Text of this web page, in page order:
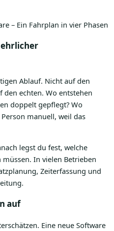
Ablauf. Nicht auf den
den echten. Wo entstehen
doppelt gepflegt? Wo
manuell, weil das
legst du fest, welche
In vielen Betrieben
Zeiterfassung und
auf
Eine neue Software